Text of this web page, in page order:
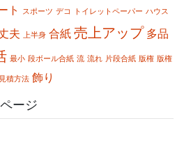
ト スポーツ デコ トイレットペーパー ハウス
夫 上半身 合紙 売上アップ 多品
最小 段ボール合紙 流 流れ 片段合紙 版権 版権
見積方法 飾り
ージ